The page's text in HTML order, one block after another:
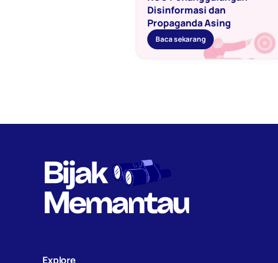
Disinformasi dan
Propaganda Asing
Baca sekarang
Explore